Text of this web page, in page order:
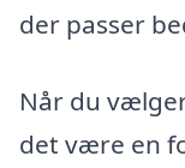
der passer
Når du
det være en